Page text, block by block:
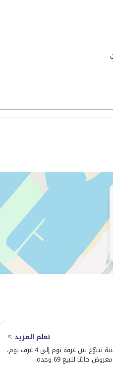
والهندسة المعمارية
سواء كان للعيش أو الاستثمار،
تعلم المزيد
يوفّر زهور 1 الواقع في تجارية مويلح وحدات سكنية تتنوّع بين غرفة نوم إلى 4 غرف نوم،